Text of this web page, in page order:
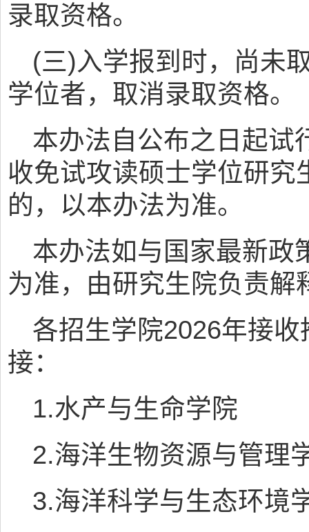
录取资格。
(三)入学报到时，尚未
学位者，取消录取资格。
本办法自公布之日起试
收免试攻读硕士学位研究
的，以本办法为准。
本办法如与国家最新政
为准，由研究生院负责解
各招生学院2026年接
接：
1.水产与生命学院
2.海洋生物资源与管理
3.海洋科学与生态环境